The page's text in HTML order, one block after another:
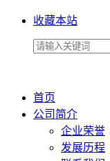
收藏本站
首页
公司简介
企业荣誉
发展历程